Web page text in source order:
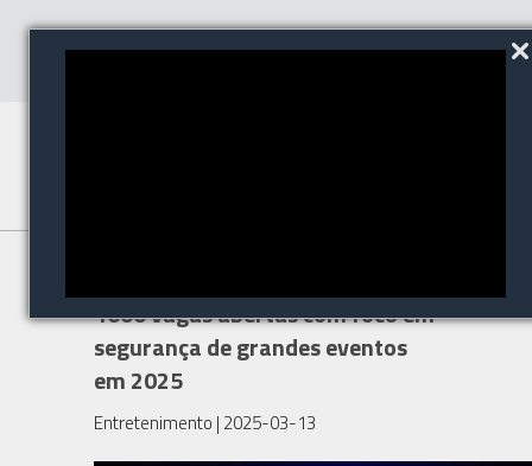
1600 vagas abertas com foco em
segurança de grandes eventos
em 2025
Entretenimento | 2025-03-13